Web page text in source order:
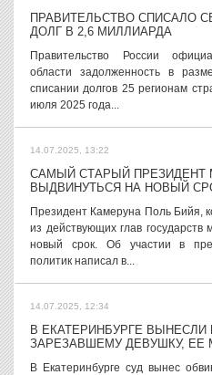
ПРАВИТЕЛЬСТВО СПИСАЛО
ДОЛГ В 2,6 МИЛЛИАРДА
Правительство России
области задолженность в
списании долгов 25 регионам
июля 2025 года...
14.07.2025, 13:22
САМЫЙ СТАРЫЙ ПРЕЗИДЕНТ
ВЫДВИНУТЬСЯ НА НОВЫЙ
Президент Камеруна Поль Бийя,
из действующих глав
новый срок. Об участии в
политик написал в...
14.07.2025, 12:34
В ЕКАТЕРИНБУРГЕ ВЫНЕСЛИ
ЗАРЕЗАВШЕМУ ДЕВУШКУ, ЕЕ
В Екатеринбурге суд вынес